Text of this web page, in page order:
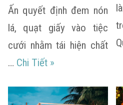
Ấn quyết định đem nón
lá, quạt giấy vào tiệc
cưới nhằm tái hiện chất
… Chi Tiết Tiệc cưới ‘Đông
»